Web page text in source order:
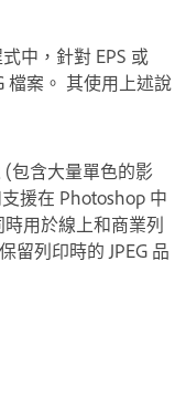
中，針對 EPS 或
檔案。 其使用上述說
(包含大量單色的影
援在 Photoshop 中
時用於線上和商業列
留列印時的 JPEG 品